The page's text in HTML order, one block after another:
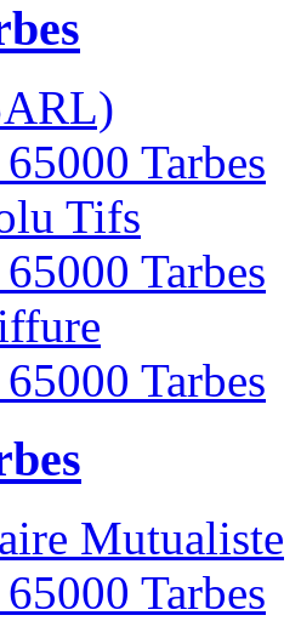
Tarbes
Tifs
Tarbes
Tarbes
Mutualiste
Tarbes